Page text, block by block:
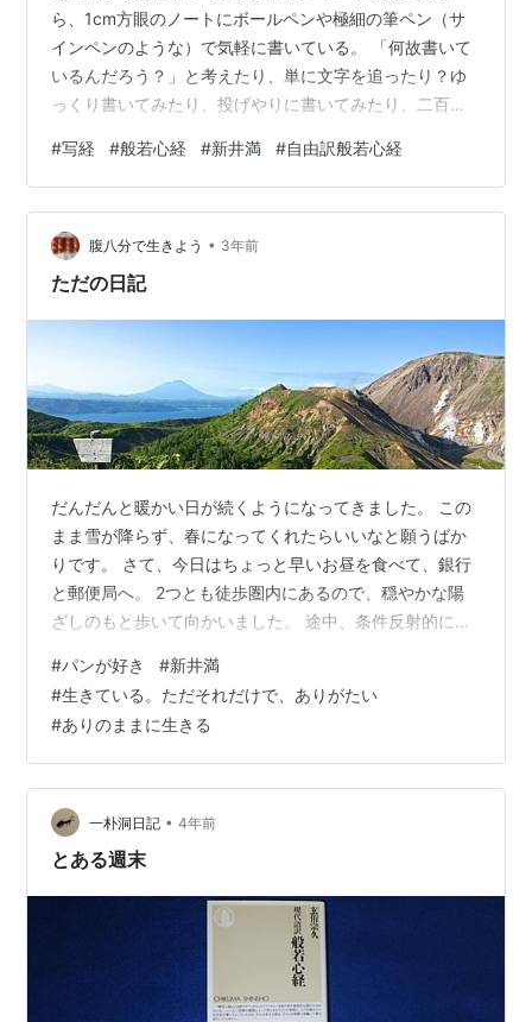
ら、1cm方眼のノートにボールペンや極細の筆ペン（サ
インペンのような）で気軽に書いている。 「何故書いて
いるんだろう？」と考えたり、単に文字を追ったり？ゆ
っくり書いてみたり、投げやりに書いてみたり、二百数
久々の写経だったので、手本が見当たらず、ネットで
「般若心経」を検索して前に置いて書いた。暗誦できる
字はそのまま書いたり、ネットの文字を追ったり・・・
今日は新井満著「自由訳般若心経」を引っ張り出してき
て、自由訳も読んだりしながら写経した。 裏帯に『何百
#写経 #般若心経 #新井満 #自由訳般若心経
腹八分で生きよう • 3年前
ただの日記
だんだんと暖かい日が続くようになってきました。 この
まま雪が降らず、春になってくれたらいいなと願うばか
りです。 さて、今日はちょっと早いお昼を食べて、銀行
と郵便局へ。 2つとも徒歩圏内にあるので、穏やかな陽
ざしのもと歩いて向かいました。 途中、条件反射的に小
しようと思っていたのに、ここの前を通ると 店に入らず
にはいられません。 いつも買うのはハンバーガーとあん
ドーナツ。 これが絶品です。 あんドーナツはおやつに。
ハンバーガーは夜食べよう。 その後、銀行と郵便局に行
き、帰りにまた寄り道しました。 図書館です。 不定期に
本を借りることがあるので…
#パンが好き #新井満
#生きている。ただそれだけで、ありがたい
#ありのままに生きる
一朴洞日記 • 4年前
とある週末